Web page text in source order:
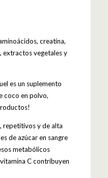
creatina,
extractos vegetales y
es un suplemento
coco en polvo,
repetitivos y de alta
de azúcar en sangre
metabólicos
C contribuyen